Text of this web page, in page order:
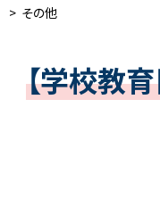
> その他
【学校